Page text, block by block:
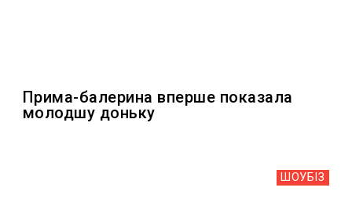
Прима-балерина вперше показала
молодшу доньку
ШОУБIЗ